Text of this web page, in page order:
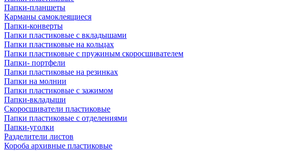
Папки-планшеты
Карманы самоклеящиеся
Папки-конверты
Папки пластиковые с вкладышами
Папки пластиковые на кольцах
Папки пластиковые с пружиным скоросшивателем
Папки- портфели
Папки пластиковые на резинках
Папки на молнии
Папки пластиковые с зажимом
Папки-вкладыши
Скоросшиватели пластиковые
Папки пластиковые с отделениями
Папки-уголки
Разделители листов
Короба архивные пластиковые